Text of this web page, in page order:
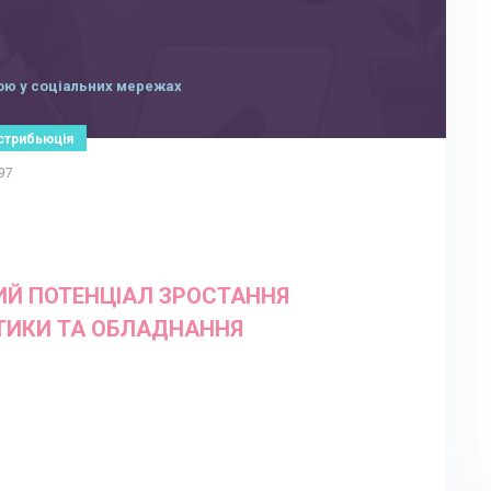
у соціальних мережах
ПОТЕНЦІАЛ ЗРОСТАННЯ
ТА ОБЛАДНАННЯ